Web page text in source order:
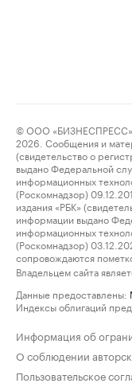
© ООО
2026. Сообщения и
(свидетельство о
выдано Федеральной
информационных
(Роскомнадзор)
издания «РБК»
информации выдано
информационных
(Роскомнадзор)
сопровождаются
Владельцем сайта
Данные предоставлены:
Индексы облигаций
Информация об
О соблюдении
Пользовательское